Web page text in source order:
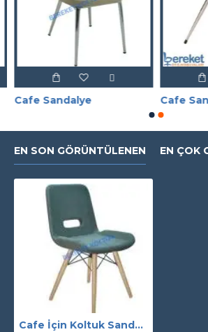
Cafe Sandalye Cafe
EN SON GÖRÜNTÜLENEN EN ÇOK
Cafe İçin Koltuk Sandalye